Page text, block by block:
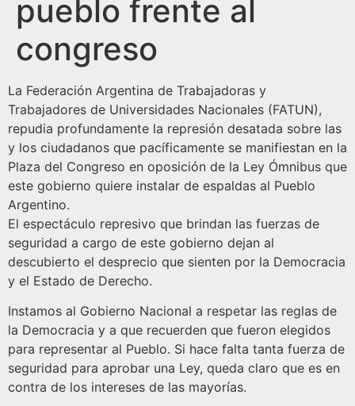
pueblo frente al
congreso
La Federación Argentina de Trabajadoras y
Trabajadores de Universidades Nacionales (FATUN),
repudia profundamente la represión desatada sobre las
y los ciudadanos que pacíficamente se manifiestan en la
Plaza del Congreso en oposición de la Ley Ómnibus que
este gobierno quiere instalar de espaldas al Pueblo
Argentino.
El espectáculo represivo que brindan las fuerzas de
seguridad a cargo de este gobierno dejan al
descubierto el desprecio que sienten por la Democracia
y el Estado de Derecho.
Instamos al Gobierno Nacional a respetar las reglas de
la Democracia y a que recuerden que fueron elegidos
para representar al Pueblo. Si hace falta tanta fuerza de
seguridad para aprobar una Ley, queda claro que es en
contra de los intereses de las mayorías.